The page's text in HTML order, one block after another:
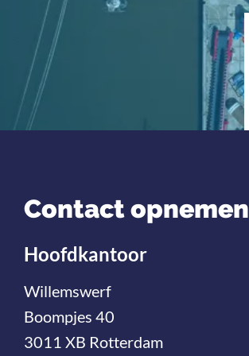
Contact opnemen
Hoofdkantoor
Willemswerf
Boompjes 40
3011 XB Rotterdam